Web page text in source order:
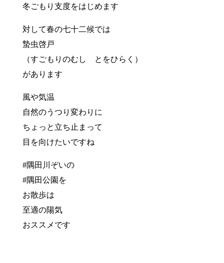
冬ごもり支度をはじめます
対して春の七十二候では
蟄虫啓戸
（すごもりのむし とをひらく）
があります
風や気温
自然のうつり変わりに
ちょっと立ち止まって
目を向けたいですね
#隅田川ぞいの
#隅田公園を
お散歩は
至適の陽気
おススメです